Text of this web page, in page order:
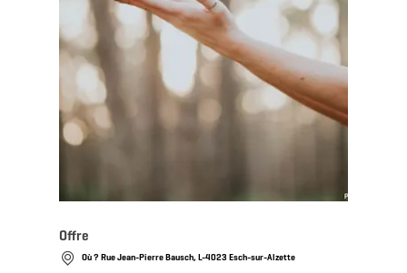
Offre
Où ? Rue Jean-Pierre Bausch, L-4023 Esch-sur-Alzette